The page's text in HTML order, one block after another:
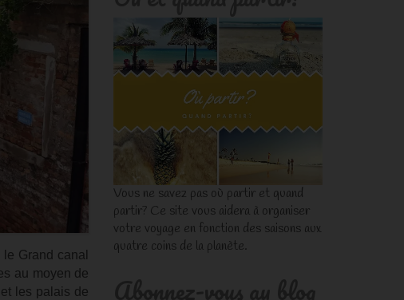
Grand canal
au moyen de
les palais de
Vous ne savez pas où partir et quand
partir? Ce site vous aidera à organiser
votre voyage en fonction des saisons aux
quatre coins de la planète.